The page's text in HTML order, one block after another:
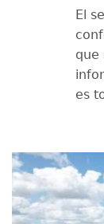
El
que
es